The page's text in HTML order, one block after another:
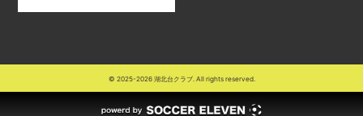
© 2025-2026 湖北台クラブ. All rights reserved.